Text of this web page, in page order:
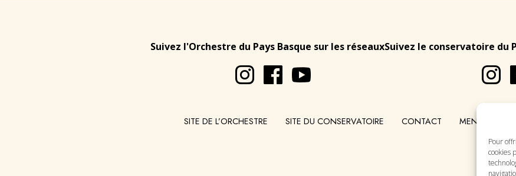
Pour
cookies
Suivez l'Orchestre du Pays Basque sur les réseauxSuivez le conservatoire du
SITE DE L’ORCHESTRE SITE DU CONSERVATOIRE CONTACT MENTIONS